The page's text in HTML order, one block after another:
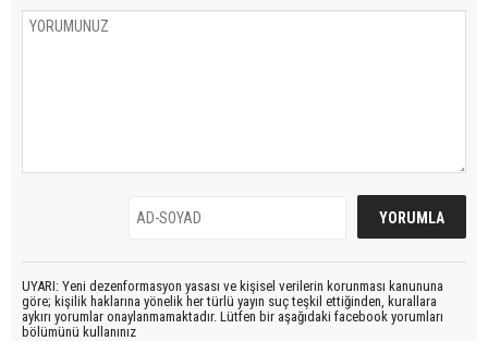
UYARI: Yeni dezenformasyon yasası ve kişisel verilerin korunması kanununa
göre; kişilik haklarına yönelik her türlü yayın suç teşkil ettiğinden, kurallara
aykırı yorumlar onaylanmamaktadır. Lütfen bir aşağıdaki facebook yorumları
bölümünü kullanınız